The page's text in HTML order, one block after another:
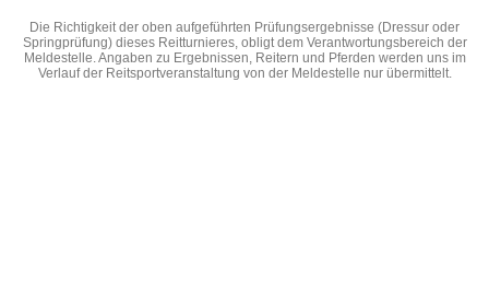
Die Richtigkeit der oben aufgeführten Prüfungsergebnisse (Dressur oder
Springprüfung) dieses Reitturnieres, obligt dem Verantwortungsbereich der
Meldestelle. Angaben zu Ergebnissen, Reitern und Pferden werden uns im
Verlauf der Reitsportveranstaltung von der Meldestelle nur übermittelt.